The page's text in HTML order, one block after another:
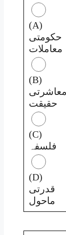
(A)
حکومتی
معاملات
(B)
معاشرتی
حقیقت
(C)
فلسفہ
(D)
قدرتی
ماحول